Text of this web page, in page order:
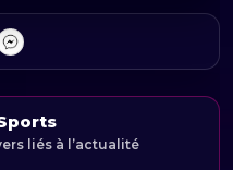
liés à l’actualité